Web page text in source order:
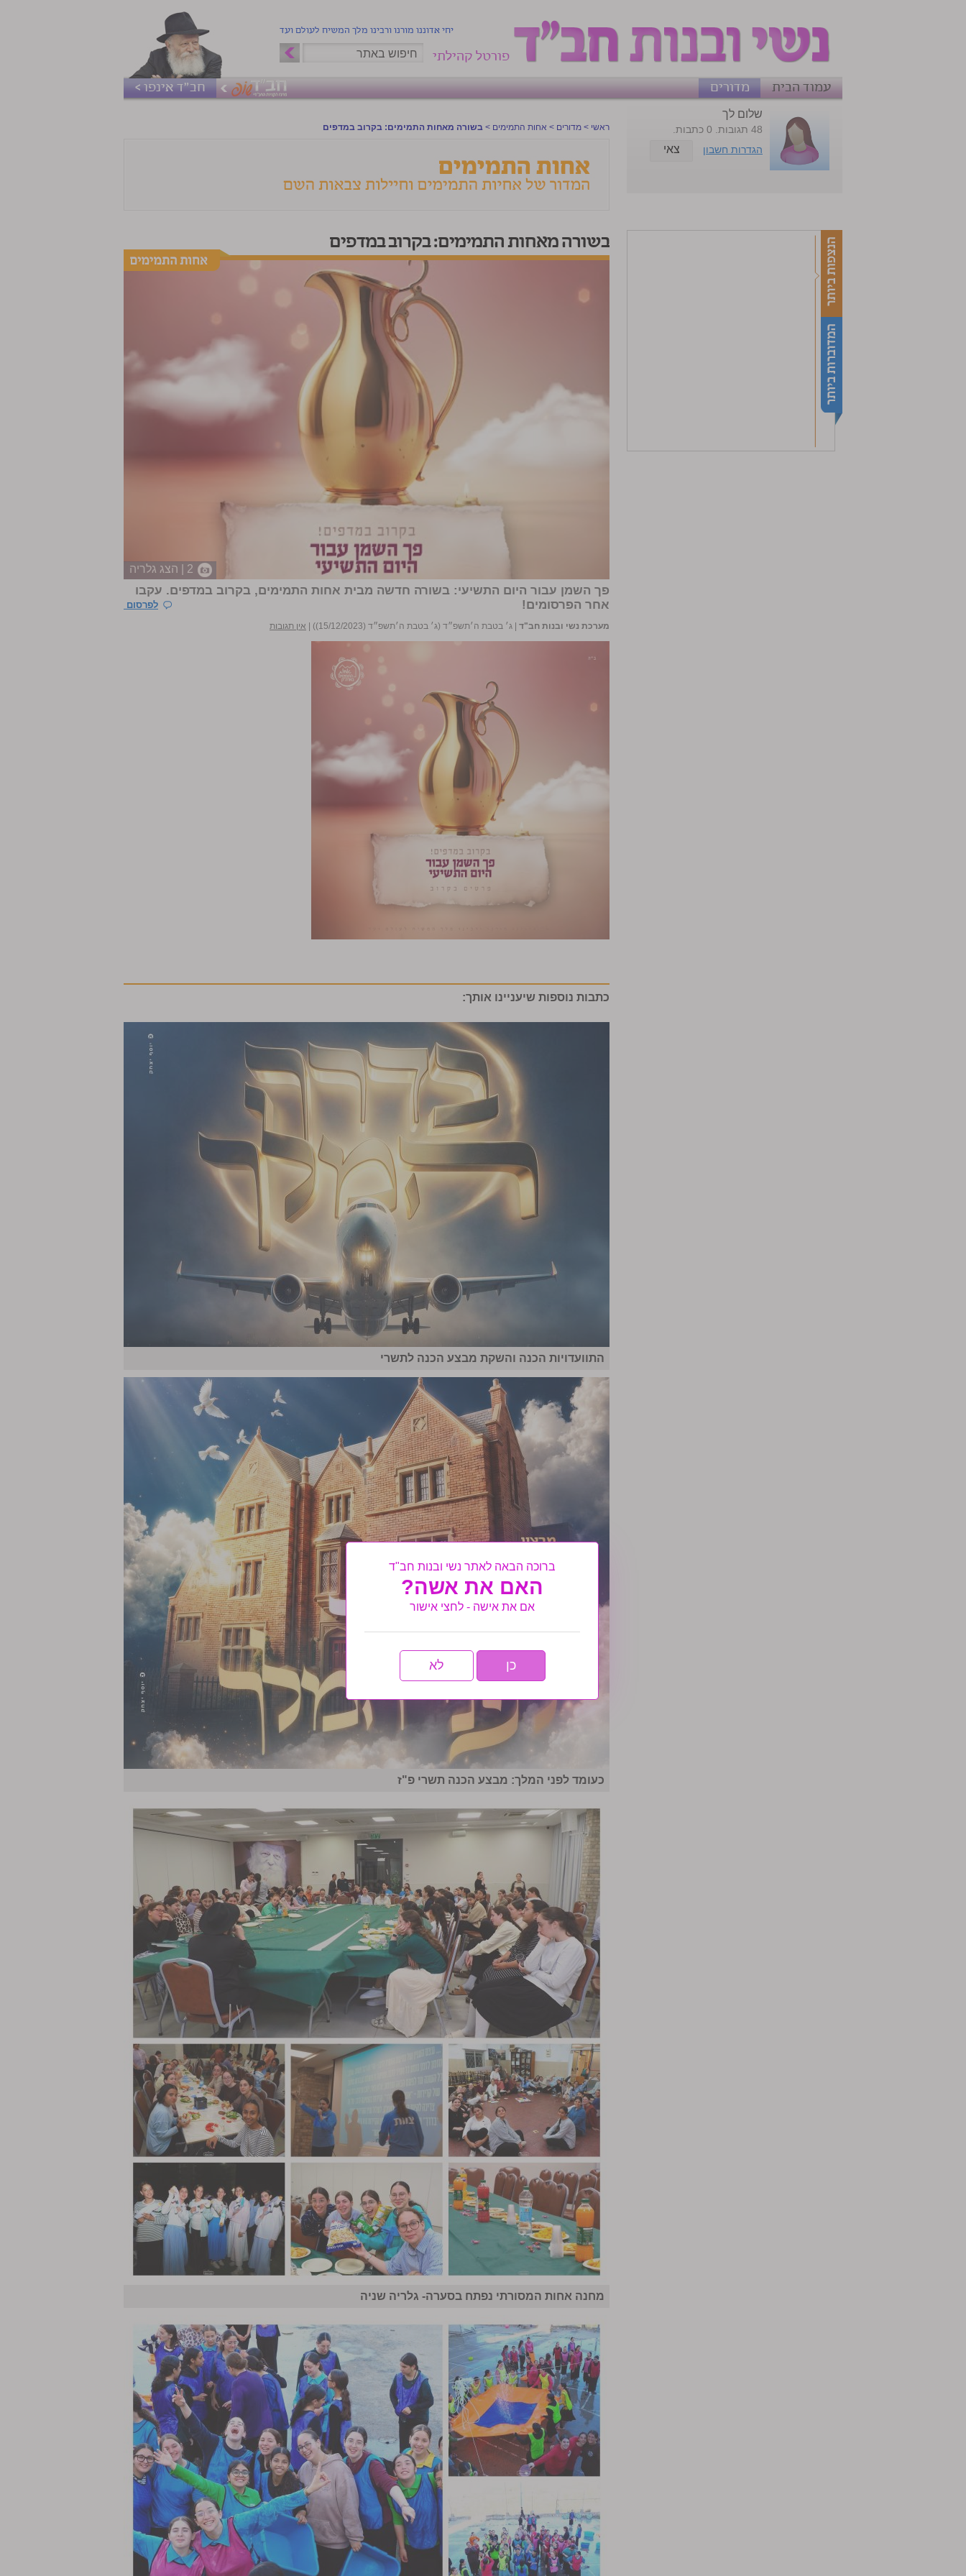
יחי אדוננו מורנו ורבינו מלך המשיח לעולם ועד
פורטל קהילתי
עמוד הבית
מדורים חב"ד אינפו >
ראשי > מדורים > אחות התמימים > בשורה מאחות התמימים: בקרוב במדפים
בשורה מאחות התמימים: בקרוב במדפים
2 | הצג גלריה
פך השמן עבור היום התשיעי: בשורה חדשה מבית אחות התמימים, בקרוב במדפים. עקבו
אחר הפרסומים!
לפרסום
מערכת נשי ובנות חב"ד | ג׳ בטבת ה׳תשפ״ד (ג׳ בטבת ה׳תשפ״ד (15/12/2023)) | אין תגובות
כתבות נוספות שיעניינו אותך:
התוועדויות הכנה והשקת מבצע הכנה לתשרי
כעומד לפני המלך: מבצע הכנה תשרי פ"ז
מחנה אחות המסורתי נפתח בסערה- גלריה שניה
שלום לך
48 תגובות. 0 כתבות.
הגדרות חשבון
צאי
ברוכה הבאה לאתר נשי ובנות חב"ד
האם את אשה?
אם את אישה - לחצי אישור
כן לא